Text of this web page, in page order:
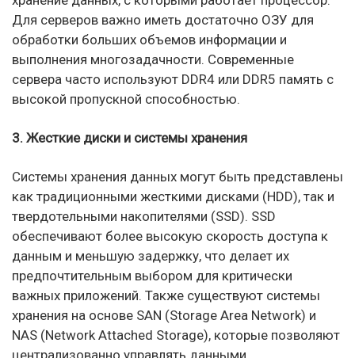
Для серверов важно иметь достаточно ОЗУ для
обработки больших объемов информации и
выполнения многозадачности. Современные
сервера часто используют DDR4 или DDR5 память с
высокой пропускной способностью.
3. Жесткие диски и системы хранения
Системы хранения данных могут быть представлены
как традиционными жесткими дисками (HDD), так и
твердотельными накопителями (SSD). SSD
обеспечивают более высокую скорость доступа к
данным и меньшую задержку, что делает их
предпочтительным выбором для критически
важных приложений. Также существуют системы
хранения на основе SAN (Storage Area Network) и
NAS (Network Attached Storage), которые позволяют
централизованно управлять данными.